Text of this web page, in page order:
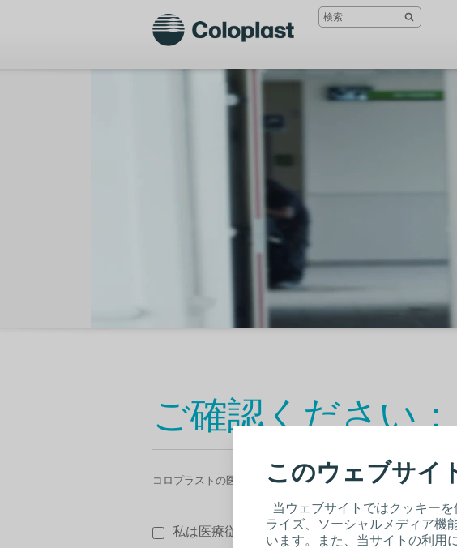
このウェブサイ
当ウェブサイトではクッキー
ライズ、ソーシャルメディア機
います。また、当サイトの利用
ご確認ください：
コロプラストの医療機器ページは、医療従事者向けとなってお
私は医療従事者です。